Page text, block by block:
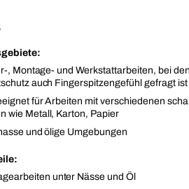
, Montage- und Werkstattarbeiten, bei
auch Fingerspitzengefühl gefragt ist
für Arbeiten mit verschiedenen
wie Metall, Karton, Papier
und ölige Umgebungen
unter Nässe und Öl